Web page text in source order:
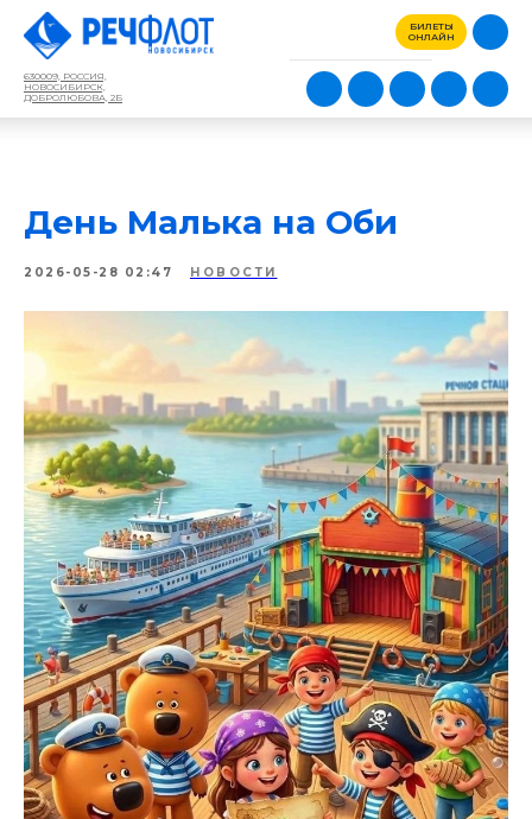
630009, РОССИЯ,
НОВОСИБИРСК,
ДОБРОЛЮБОВА, 2Б
БИЛЕТЫ
ОНЛАЙН
День Малька на Оби
2026-05-28 02:47 НОВОСТИ